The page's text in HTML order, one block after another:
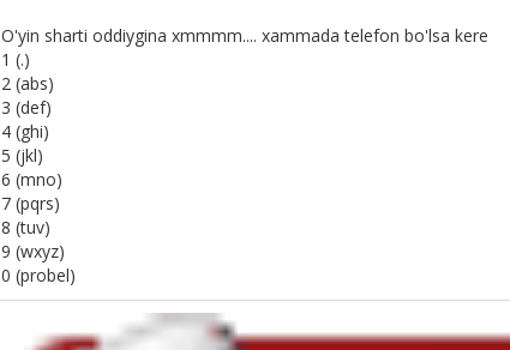
O'yin sharti oddiygina xmmmm.... xammada telefon bo'lsa kere
1 (.)
2 (abs)
3 (def)
4 (ghi)
5 (jkl)
6 (mno)
7 (pqrs)
8 (tuv)
9 (wxyz)
0 (probel)